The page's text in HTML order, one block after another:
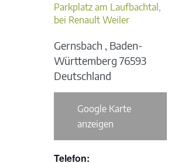
Parkplatz am Laufbachtal,
bei Renault Weiler
Gernsbach
Baden-
Württemberg 76593
Deutschland
Google Karte
anzeigen
Telefon: